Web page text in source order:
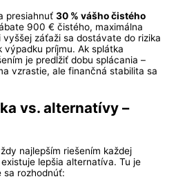
presiahnuť 30 % vášho čistého
900 € čistého, maximálna
záťaži sa dostávate do rizika
výpadku príjmu. Ak splátka
je predĺžiť dobu splácania –
vzrastie, ale finančná stabilita sa
vs. alternatívy –
najlepším riešením každej
lepšia alternatíva. Tu je
sa rozhodnúť: